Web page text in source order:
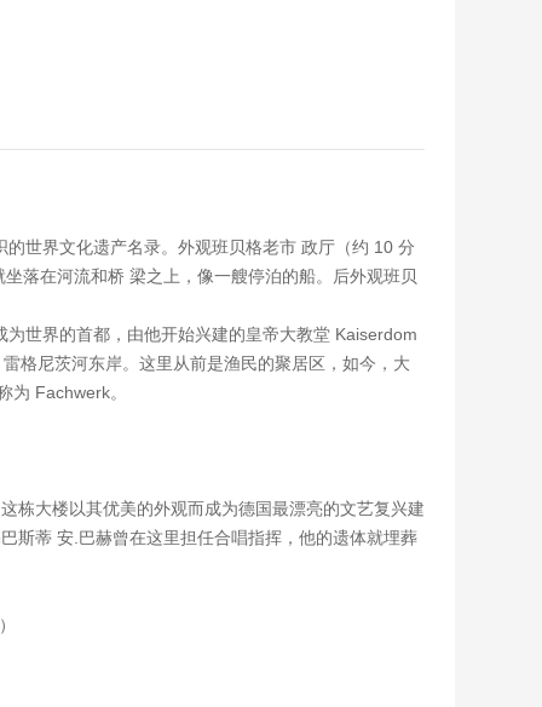
世界文化遗产名录。外观班贝格老市 政厅（约 10 分
落在河流和桥 梁之上，像一艘停泊的船。后外观班贝
世界的首都，由他开始兴建的皇帝大教堂 Kaiserdom
格尼茨河东岸。这里从前是渔民的聚居区，如今，大
为 Fachwerk。
栋大楼以其优美的外观而成为德国最漂亮的文艺复兴建
斯蒂 安.巴赫曾在这里担任合唱指挥，他的遗体就埋葬